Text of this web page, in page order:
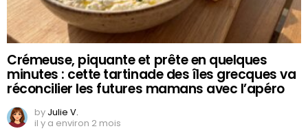
Crémeuse, piquante et prête en quelques
minutes : cette tartinade des îles grecques va
réconcilier les futures mamans avec l’apéro
by Julie V.
il y a environ 2 mois